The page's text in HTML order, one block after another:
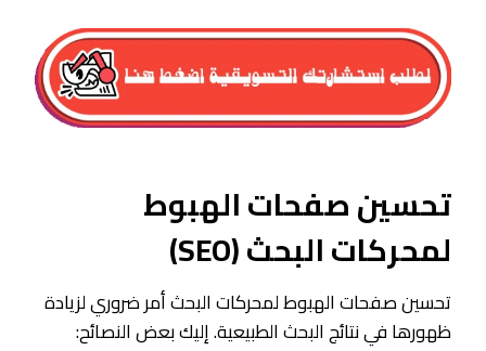
تحسين صفحات الهبوط
لمحركات البحث (SEO)
تحسين صفحات الهبوط لمحركات البحث أمر ضروري لزيادة
ظهورها في نتائج البحث الطبيعية. إليك بعض النصائح: